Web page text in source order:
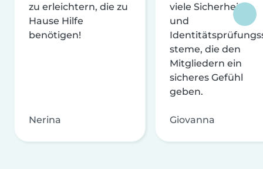
zu erleichtern, die zu
Hause Hilfe
benötigen!
Nerina
viele Sicherheits-
und
steme, die den
Mitgliedern ein
sicheres Gefühl
geben.
Giovanna